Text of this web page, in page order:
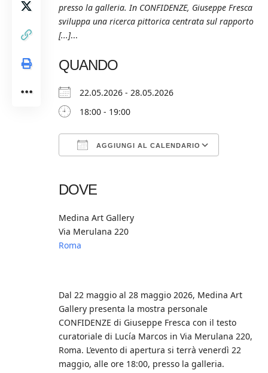
presso la galleria. In CONFIDENZE, Giuseppe Fresca
sviluppa una ricerca pittorica centrata sul rapporto
[...]...
QUANDO
22.05.2026 - 28.05.2026
18:00 - 19:00
AGGIUNGI AL CALENDARIO
DOVE
Medina Art Gallery
Via Merulana 220
Roma
Dal 22 maggio al 28 maggio 2026, Medina Art
Gallery presenta la mostra personale
CONFIDENZE di Giuseppe Fresca con il testo
curatoriale di Lucía Marcos in Via Merulana 220,
Roma. L’evento di apertura si terrà venerdì 22
maggio, alle ore 18:00, presso la galleria.